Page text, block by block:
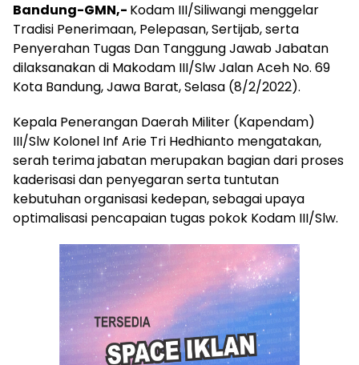
Bandung-GMN,- Kodam III/Siliwangi menggelar
Tradisi Penerimaan, Pelepasan, Sertijab, serta
Penyerahan Tugas Dan Tanggung Jawab Jabatan
dilaksanakan di Makodam III/Slw Jalan Aceh No. 69
Kota Bandung, Jawa Barat, Selasa (8/2/2022).
Kepala Penerangan Daerah Militer (Kapendam)
III/Slw Kolonel Inf Arie Tri Hedhianto mengatakan,
serah terima jabatan merupakan bagian dari proses
kaderisasi dan penyegaran serta tuntutan
kebutuhan organisasi kedepan, sebagai upaya
optimalisasi pencapaian tugas pokok Kodam III/Slw.